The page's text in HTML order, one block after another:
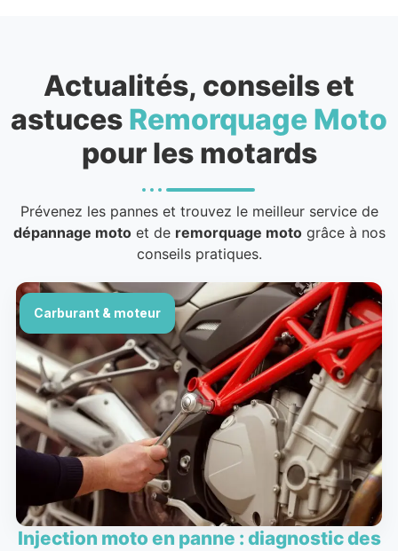
Actualités, conseils et
astuces Remorquage Moto
pour les motards
Prévenez les pannes et trouvez le meilleur service de
dépannage motoet de remorquage motogrâce à nos
conseils pratiques.
Carburant & moteur
Injection moto en panne : diagnostic des